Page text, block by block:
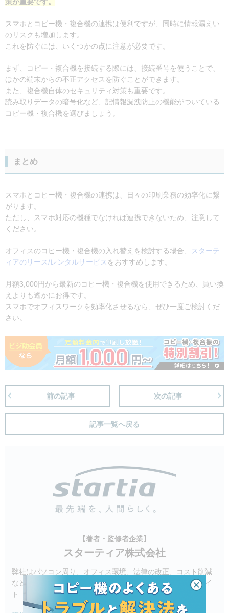
スマホとコピー機・複合機の連携は便利ですが、同時に情報漏えい
のリスクも増加します。
これを防ぐには、いくつかの点に注意が必要です。
まず、コピー・複合機を接続する際には、接続番号を使うことで、
ほかの端末からの不正アクセスを防ぐことができます。
また、複合機自体のセキュリティ対策も重要です。
読み取りデータの暗号化など、記情報漏洩防止の機能がついている
コピー機・複合機を選びましょう。
まとめ
スマホとコピー機・複合機の連携は、日々の印刷業務の効率化に繋
がります。
ただし、スマホ対応の機種でなければ連携できないため、注意して
ください。
オフィスのコピー機・複合機の入れ替えを検討する場合、
スターテ
ィアのリース/レンタルサービス をおすすめします。
月額3,000円から最新のコピー機・複合機を使用できるため、買い換
えよりも遙かにお得です。
スマホでオフィスワークを効率化させるなら、ぜひ一度ご検討くだ
さい。
前の記事
記事一覧へ戻る
次の記事
【著者・監修者企業】
スターティア株式会社
弊社はパソコン周り、オフィス環境、法律の改正、コスト削減
など、ビジネスに関わるお困りごとの解決策を提供する当サイ
ト「ビジ助channel」を運営しています。